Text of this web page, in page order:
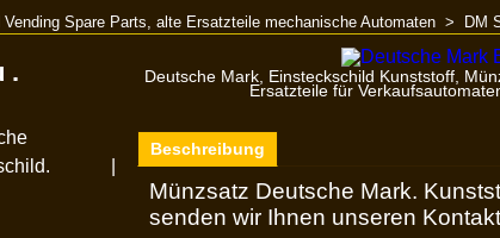
Vending Spare Parts, alte Ersatzteile mechanische Automaten > DM
Deutsche Mark, Einsteckschild Kunststoff,
Ersatzteile für
.
Beschreibung
Münzsatz Deutsche Mark.
senden wir Ihnen unseren